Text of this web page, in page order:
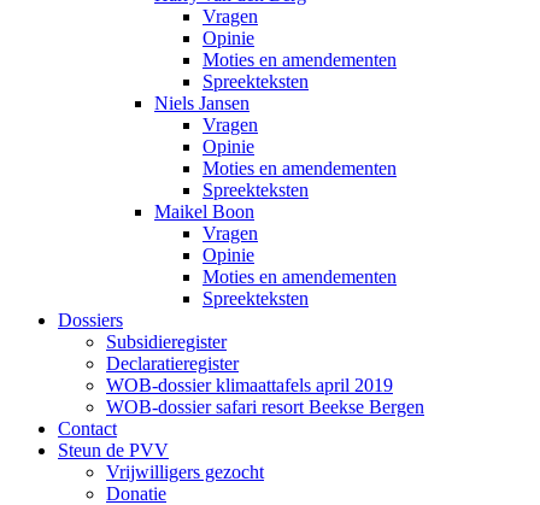
Vragen
Opinie
Moties en amendementen
Spreekteksten
Niels Jansen
Vragen
Opinie
Moties en amendementen
Spreekteksten
Maikel Boon
Vragen
Opinie
Moties en amendementen
Spreekteksten
Dossiers
Subsidieregister
Declaratieregister
WOB-dossier klimaattafels april 2019
WOB-dossier safari resort Beekse Bergen
Contact
Steun de PVV
Vrijwilligers gezocht
Donatie